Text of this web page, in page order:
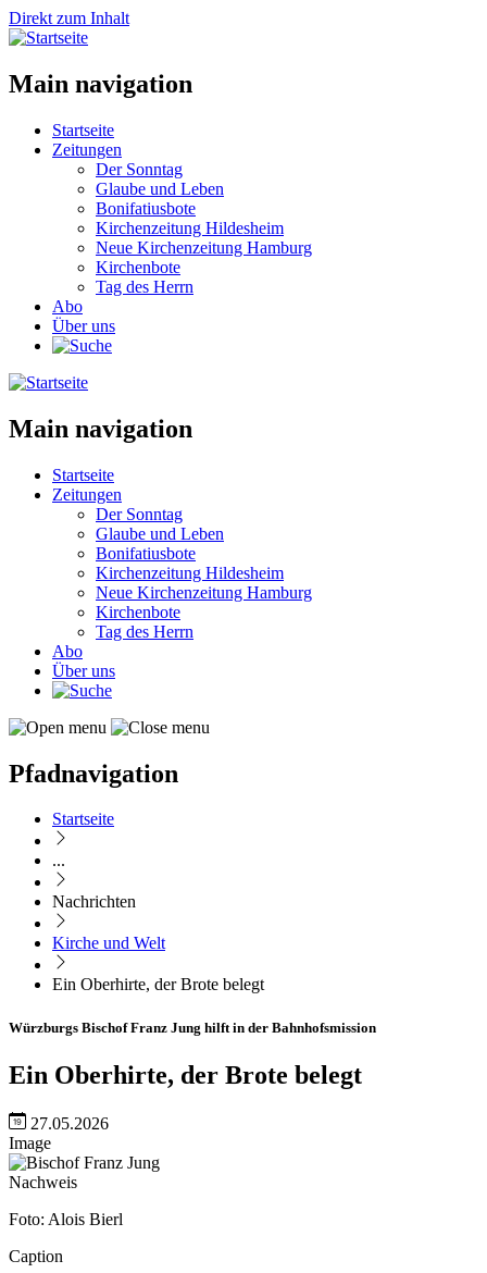
Direkt zum Inhalt
Main navigation
Startseite
Zeitungen
Der Sonntag
Glaube und Leben
Bonifatiusbote
Kirchenzeitung Hildesheim
Neue Kirchenzeitung Hamburg
Kirchenbote
Tag des Herrn
Abo
Über uns
Main navigation
Startseite
Zeitungen
Der Sonntag
Glaube und Leben
Bonifatiusbote
Kirchenzeitung Hildesheim
Neue Kirchenzeitung Hamburg
Kirchenbote
Tag des Herrn
Abo
Über uns
Pfadnavigation
Startseite
...
Nachrichten
Kirche und Welt
Ein Oberhirte, der Brote belegt
Würzburgs Bischof Franz Jung hilft in der Bahnhofsmission
Ein Oberhirte, der Brote belegt
27.05.2026
Image
Nachweis
Foto: Alois Bierl
Caption